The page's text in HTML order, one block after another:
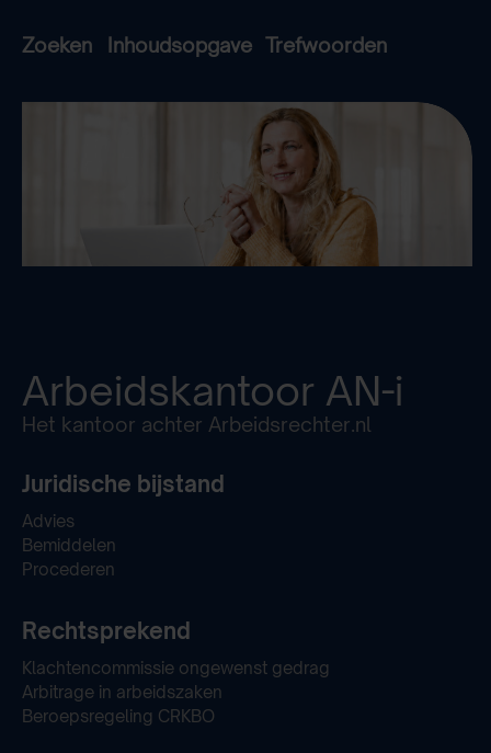
Zoeken Inhoudsopgave Trefwoorden
Arbeidskantoor AN-i
Het kantoor achter Arbeidsrechter.nl
Juridische bijstand
Advies
Bemiddelen
Procederen
Rechtsprekend
Klachtencommissie ongewenst gedrag
Arbitrage in arbeidszaken
Beroepsregeling CRKBO